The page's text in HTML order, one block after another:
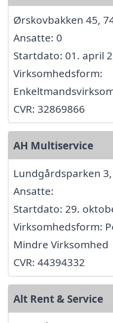
Ørskovbakken 45,
Ansatte: 0
Startdato: 01. april
Virksomhedsform:
CVR: 32869866
AH Multiservice
Lundgårdsparken
Ansatte:
Startdato: 29.
Virksomhedsform:
Mindre Virksomhed
CVR: 44394332
Alt Rent & Service